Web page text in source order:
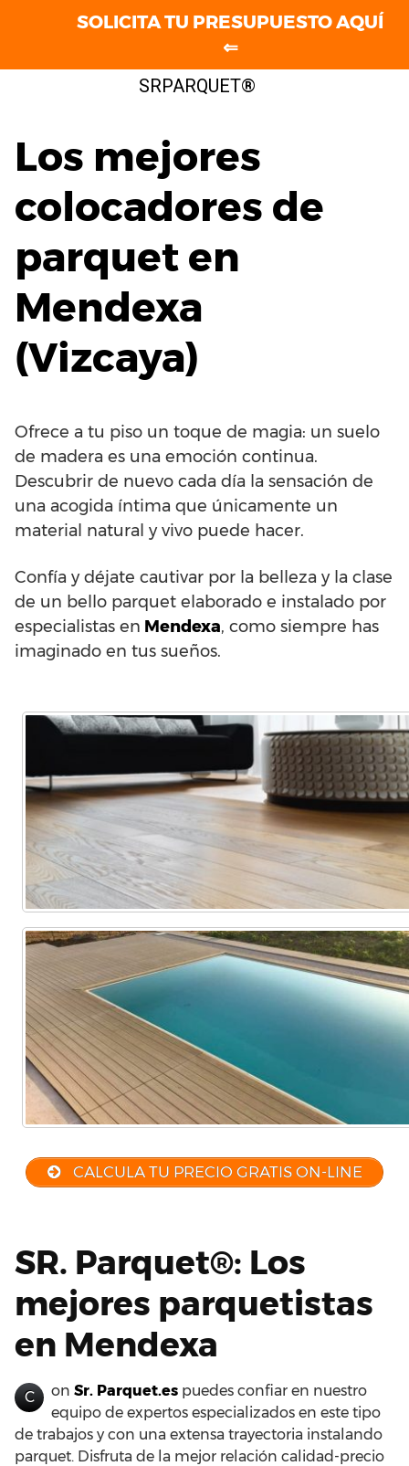
SRPARQUET®
Los mejores
colocadores de
parquet en
Mendexa
(Vizcaya)
Ofrece a tu piso un toque de magia: un suelo
de madera es una emoción continua.
Descubrir de nuevo cada día la sensación de
una acogida íntima que únicamente un
material natural y vivo puede hacer.
Confía y déjate cautivar por la belleza y la clase
de un bello parquet elaborado e instalado por
especialistas en Mendexa, como siempre has
imaginado en tus sueños.
CALCULA TU PRECIO GRATIS ON-LINE
SR. Parquet®: Los
mejores parquetistas
en Mendexa
C on Sr. Parquet.es puedes confiar en nuestro
equipo de expertos especializados en este tipo
de trabajos y con una extensa trayectoria instalando
parquet. Disfruta de la mejor relación calidad-precio
SOLICITA TU PRESUPUESTO AQUÍ
⇐